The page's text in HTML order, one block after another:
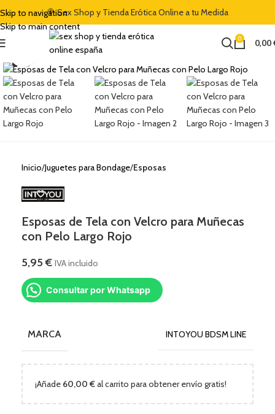
Skip to navigation
Skip to main content
🍭 Sex Shop y Tienda Erótica Online a tu Medida
0 0,00
Clic para ampliar
Inicio Juguetes para Bondage Esposas
Esposas de Tela con Velcro para Muñecas
con Pelo Largo Rojo
5,95€ IVA incluido
Consultar por Whatsapp
MARCA INTOYOU BDSM LINE
¡Añade 60,00 €al carrito para obtener envío gratis!
DE BIENVENIDA DEL 5% CON EL CÓDIGO "DULCES5"🏷️ CUPÓN DE